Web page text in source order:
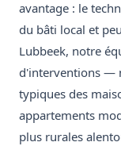
avantage : le
du bâti local et
Lubbeek, notre
d'interventions —
typiques des
appartements
plus rurales